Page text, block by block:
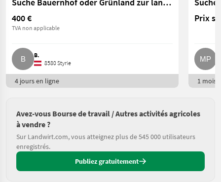
400 €
TVA non applicable
B.
8580 Styrie
4 jours en ligne
Prix
1 mois
Avez-vous Bourse de travail / Autres activités agricoles
à vendre ?
Sur Landwirt.com, vous atteignez plus de 545 000 utilisateurs
enregistrés.
Publiez gratuitement